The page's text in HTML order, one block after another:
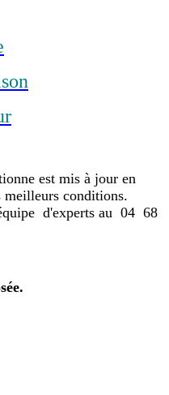
est mis à jour en
meilleurs conditions.
d'experts au 04 68